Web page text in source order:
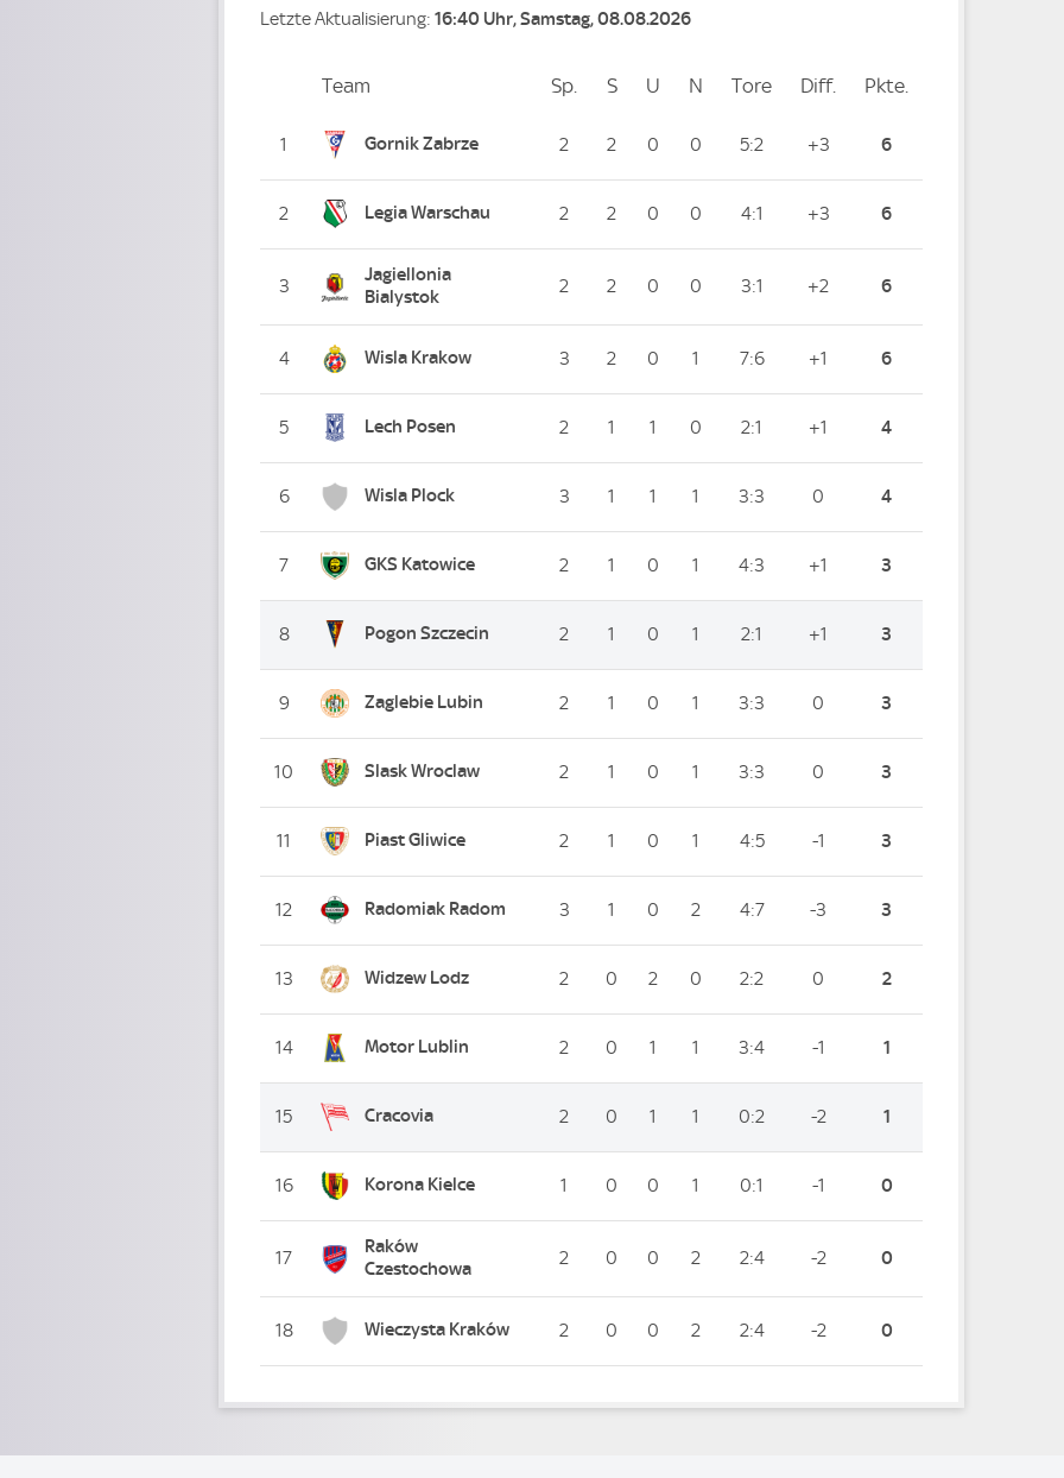
Letzte Aktualisierung: 16:40 Uhr, Samstag, 08.08.2026
PlatzTeam Sp. Spiele
SSiege
U Unentschieden
N Niederlagen
Tore ToreDiff. Differenz
Pkte.
1 Gornik Zabrze 2 2 0 0 5:2 +3 6
2 Legia Warschau 2 2 0 0 4:1 +3 6
3
Jagiellonia
Bialystok
2 2 0 0 3:1 +2 6
4 Wisla Krakow 3 2 0 1 7:6 +1 6
5 Lech Posen 2 1 1 0 2:1 +1 4
6 Wisla Plock 3 1 1 1 3:3 0 4
7 GKS Katowice 2 1 0 1 4:3 +1 3
8 Pogon Szczecin 2 1 0 1 2:1 +1 3
9 Zaglebie Lubin 2 1 0 1 3:3 0 3
10 Slask Wroclaw 2 1 0 1 3:3 0 3
11 Piast Gliwice 2 1 0 1 4:5 -1 3
12 Radomiak Radom 3 1 0 2 4:7 -3 3
13 Widzew Lodz 2 0 2 0 2:2 0 2
14 Motor Lublin 2 0 1 1 3:4 -1 1
15 Cracovia 2 0 1 1 0:2 -2 1
16 Korona Kielce 1 0 0 1 0:1 -1 0
17
Raków
Czestochowa
2 0 0 2 2:4 -2 0
18 Wieczysta Kraków 2 0 0 2 2:4 -2 0